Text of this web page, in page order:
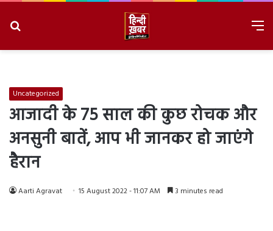
Uncategorized
आजादी के 75 साल की कुछ रोचक और
अनसुनी बातें, आप भी जानकर हो जाएंगे
हैरान
Aarti Agravat 15 August 2022 - 11:07 AM 3 minutes read